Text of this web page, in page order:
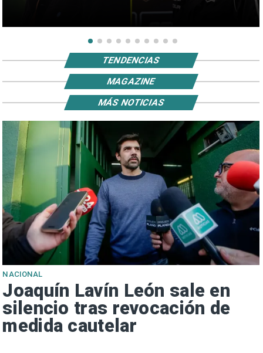
TENDENCIAS
MAGAZINE
NACIONAL
Joaquín Lavín León sale en
silencio tras revocación de
medida cautelar
MÁS NOTICIAS